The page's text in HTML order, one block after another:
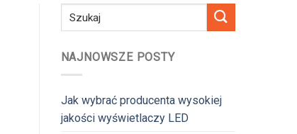
NAJNOWSZE POSTY
Jak wybrać producenta wysokiej
jakości wyświetlaczy LED